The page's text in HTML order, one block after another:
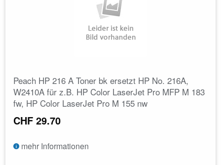
Peach HP 216 A Toner bk ersetzt HP No. 216A,
W2410A für z.B. HP Color LaserJet Pro MFP M 183
fw, HP Color LaserJet Pro M 155 nw
CHF 29.70
mehr Informationen